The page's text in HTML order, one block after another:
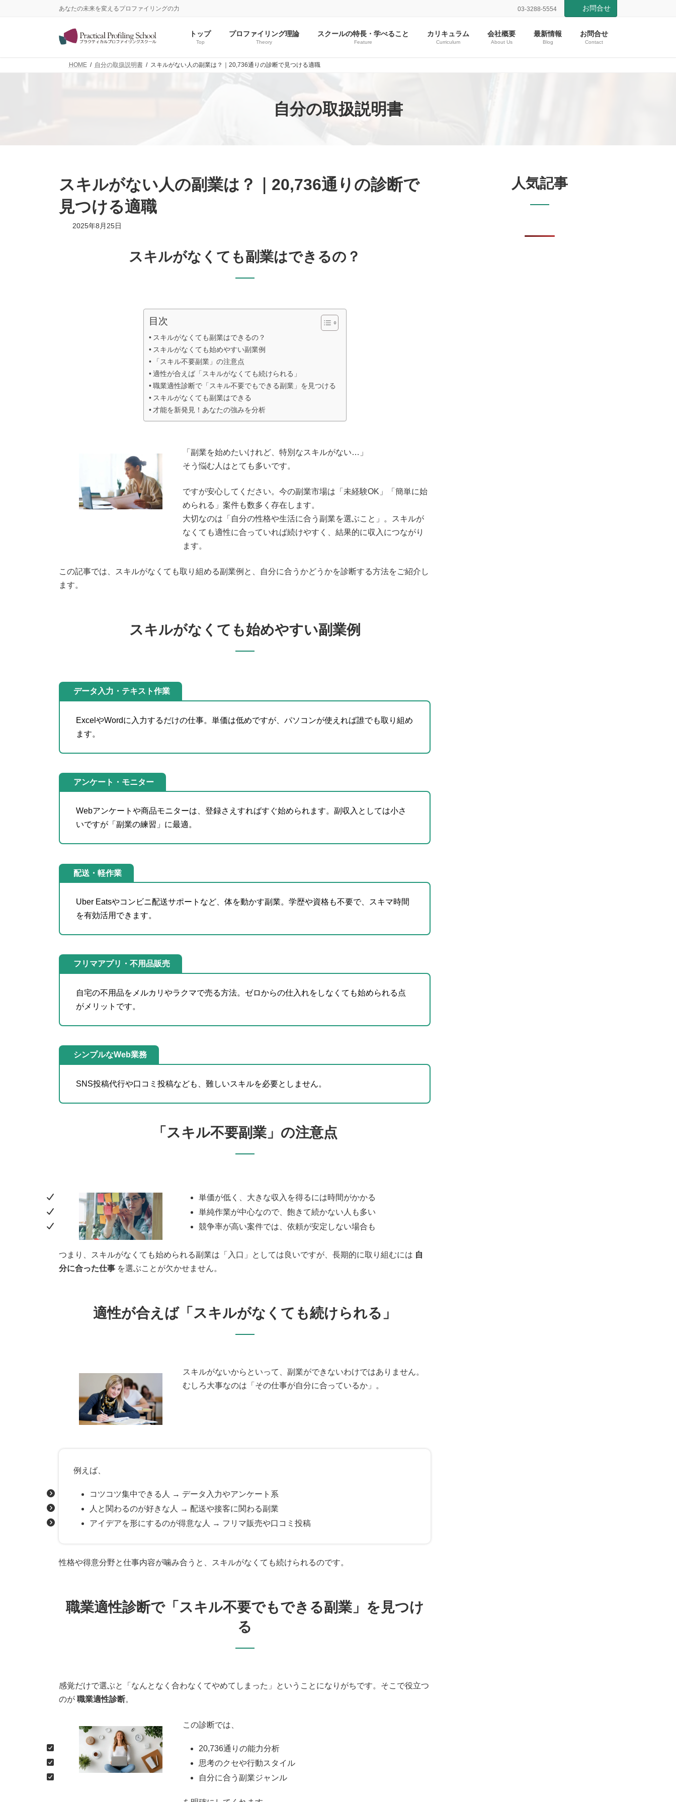
あなたの未来を変えるプロファイリングの力 03-3288-5554 お問合せ
トップ
Top
プロファイリング理論
Theory
スクールの特長・学べること
Feature
カリキュラム
Curriculum
会社概要
About Us
最新情報
Blog
お問合せ
Contact
HOME 自分の取扱説明書 スキルがない人の副業は？｜20,736通りの診断で見つける適職
自分の取扱説明書
スキルがない人の副業は？｜20,736通りの診断で
見つける適職
最
2025年8月25日
スキルがなくても副業はできるの？
目次
スキルがなくても副業はできるの？
スキルがなくても始めやすい副業例
「スキル不要副業」の注意点
適性が合えば「スキルがなくても続けられる」
職業適性診断で「スキル不要でもできる副業」を見つける
スキルがなくても副業はできる
才能を新発見！あなたの強みを分析
「副業を始めたいけれど、特別なスキルがない…」
そう悩む人はとても多いです。
ですが安心してください。今の副業市場は「未経験OK」「簡単に始
められる」案件も数多く存在します。
大切なのは「自分の性格や生活に合う副業を選ぶこと」。スキルが
なくても適性に合っていれば続けやすく、結果的に収入につながり
ます。
この記事では、スキルがなくても取り組める副業例と、自分に合うかどうかを診断する方法をご紹介し
ます。
スキルがなくても始めやすい副業例
データ入力・テキスト作業
ExcelやWordに入力するだけの仕事。単価は低めですが、パソコンが使えれば誰でも取り組め
ます。
アンケート・モニター
Webアンケートや商品モニターは、登録さえすればすぐ始められます。副収入としては小さ
いですが「副業の練習」に最適。
配送・軽作業
Uber Eatsやコンビニ配送サポートなど、体を動かす副業。学歴や資格も不要で、スキマ時間
を有効活用できます。
フリマアプリ・不用品販売
自宅の不用品をメルカリやラクマで売る方法。ゼロからの仕入れをしなくても始められる点
がメリットです。
シンプルなWeb業務
SNS投稿代行や口コミ投稿なども、難しいスキルを必要としません。
「スキル不要副業」の注意点
単価が低く、大きな収入を得るには時間がかかる
単純作業が中心なので、飽きて続かない人も多い
競争率が高い案件では、依頼が安定しない場合も
つまり、スキルがなくても始められる副業は「入口」としては良いですが、長期的に取り組むには 自
分に合った仕事 を選ぶことが欠かせません。
適性が合えば「スキルがなくても続けられる」
スキルがないからといって、副業ができないわけではありません。
むしろ大事なのは「その仕事が自分に合っているか」。
例えば、
コツコツ集中できる人 → データ入力やアンケート系
人と関わるのが好きな人 → 配送や接客に関わる副業
アイデアを形にするのが得意な人 → フリマ販売や口コミ投稿
性格や得意分野と仕事内容が噛み合うと、スキルがなくても続けられるのです。
職業適性診断で「スキル不要でもできる副業」を見つけ
る
感覚だけで選ぶと「なんとなく合わなくてやめてしまった」ということになりがちです。そこで役立つ
のが 職業適性診断。
この診断では、
20,736通りの能力分析
思考のクセや行動スタイル
自分に合う副業ジャンル
人気記事